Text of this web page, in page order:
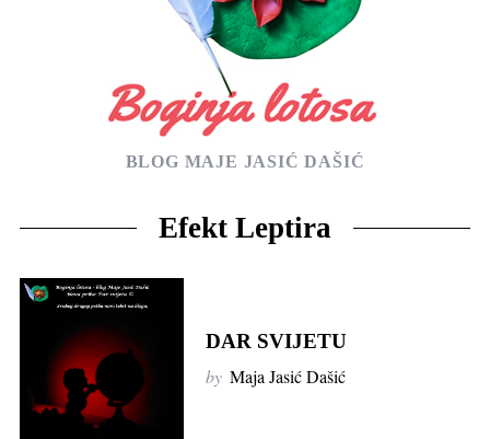
BLOG MAJE JASIĆ DAŠIĆ
Efekt Leptira
DAR SVIJETU
by Maja Jasić Dašić